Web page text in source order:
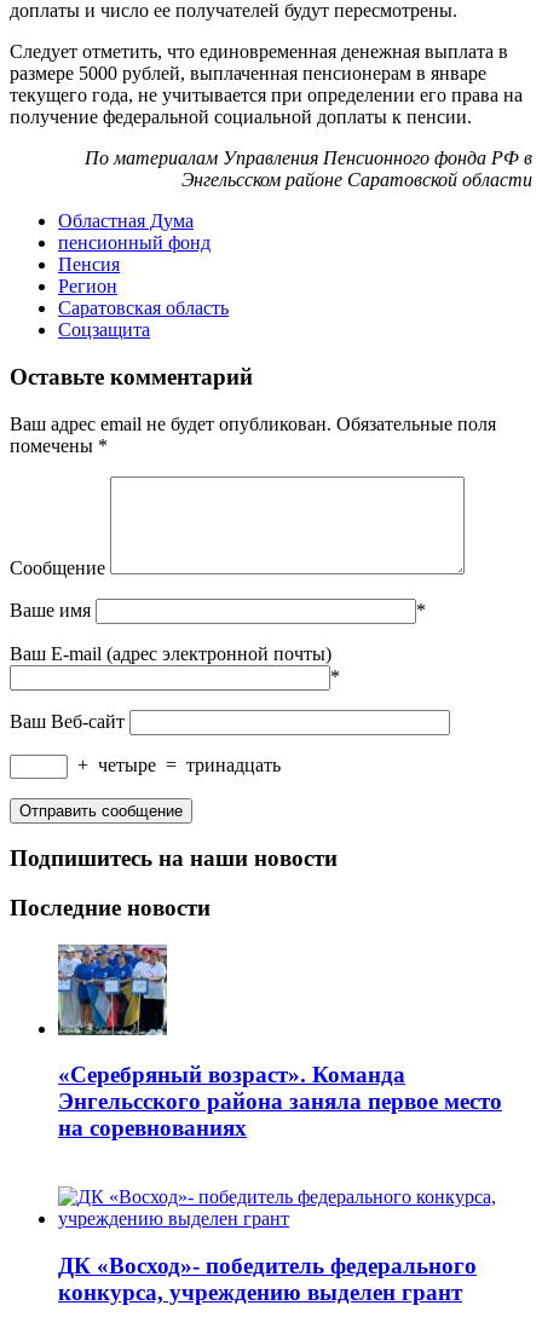
доплаты и число ее получателей будут пересмотрены.
Следует отметить, что единовременная денежная выплата в
размере 5000 рублей, выплаченная пенсионерам в январе
текущего года, не учитывается при определении его права на
получение федеральной социальной доплаты к пенсии.
По материалам Управления Пенсионного фонда РФ в
Энгельсском районе Саратовской области
Областная Дума
пенсионный фонд
Пенсия
Регион
Саратовская область
Соцзащита
Оставьте комментарий
Ваш адрес email не будет опубликован. Обязательные поля
помечены *
Сообщение
Ваше имя *
Ваш E-mail (адрес электронной почты)
*
Ваш Веб-сайт
+ четыре = тринадцать
Подпишитесь на наши новости
Последние новости
«Серебряный возраст». Команда
Энгельсского района заняла первое место
на соревнованиях
ДК «Восход»- победитель федерального
конкурса, учреждению выделен грант